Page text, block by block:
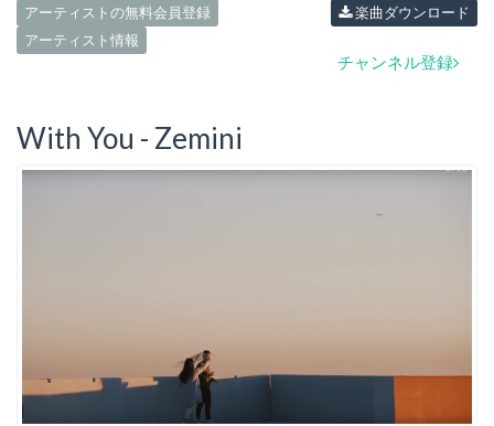
アーティストの無料会員登録
アーティスト情報
楽曲ダウンロード
チャンネル登録
With You - Zemini